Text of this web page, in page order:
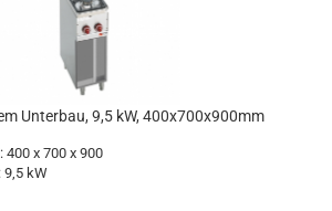
Unterbau, 9,5 kW, 400x700x900mm
400 x 700 x 900
9,5 kW